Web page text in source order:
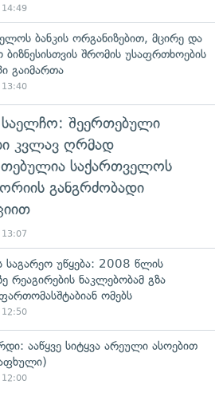
14:49
ბანკის ორგანიზებით, მცირე და
შრომის უსაფრთხოების
გაიმართა
13:40
საელჩო: შეერთებული
კვლავ ღრმად
საქართველოს
განგრძობადი
13:07
საგარეო უწყება: 2008 წლის
რეაგირების ნაკლებობამ გზა
ომებს
12:50
ააწყვე სიტყვა არეული ასოებით
12:00